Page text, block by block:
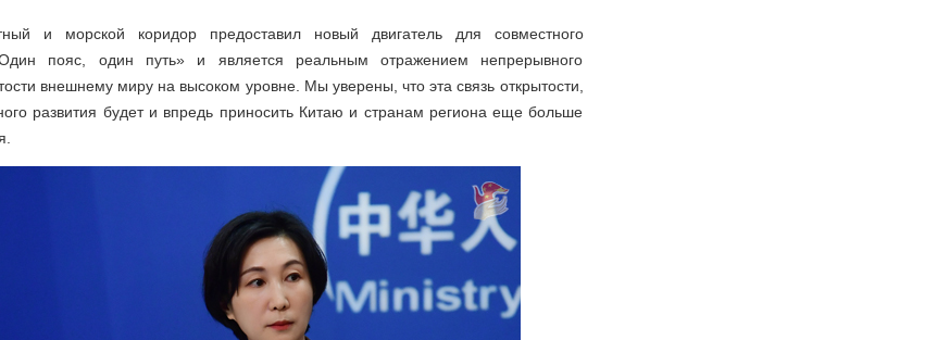
и морской коридор предоставил новый двигатель для совместного
пояс, один путь» и является реальным отражением непрерывного
внешнему миру на высоком уровне. Мы уверены, что эта связь открытости,
развития будет и впредь приносить Китаю и странам региона еще больше